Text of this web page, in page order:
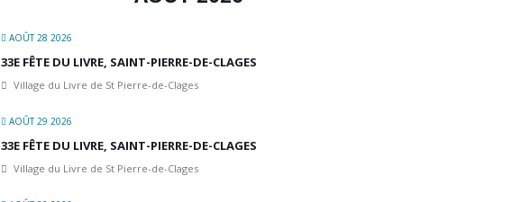
AOÛT 28 2026
33E FÊTE DU LIVRE, SAINT-PIERRE-DE-CLAGES
Village du Livre de St Pierre-de-Clages
AOÛT 29 2026
33E FÊTE DU LIVRE, SAINT-PIERRE-DE-CLAGES
Village du Livre de St Pierre-de-Clages